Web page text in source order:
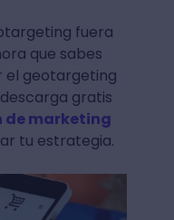
fuera
que sabes
el geotargeting
gratis
de marketing
tu estrategia.